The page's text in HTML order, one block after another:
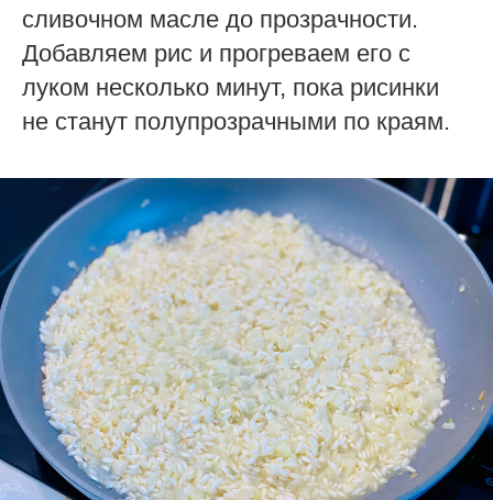
сливочном масле до прозрачности.
Добавляем рис и прогреваем его с
луком несколько минут, пока рисинки
не станут полупрозрачными по краям.